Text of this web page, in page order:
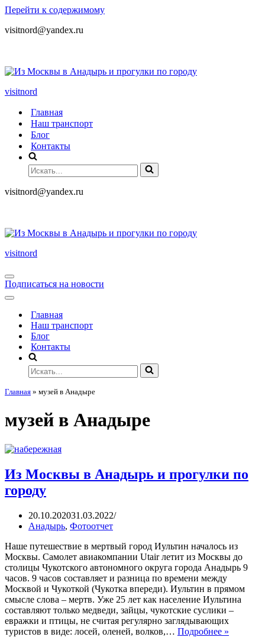
Перейти к содержимому
visitnord@yandex.ru
visitnord
Главная
Наш транспорт
Блог
Контакты
visitnord@yandex.ru
visitnord
Подписаться на новости
Главная
Наш транспорт
Блог
Контакты
Главная » музей в Анадыре
музей в Анадыре
Из Москвы в Анадырь и прогулки по
городу
20.10.202031.03.2022
Анадырь, Фотоотчет
Наше путешествие в мертвый город Иультин началось из
Москвы. Самолет авиакомпании Utair летит из Москвы до
столицы Чукотского автономного округа города Анадырь 9
часов. 9 часов составляет и разница по времени между
Москвой и Чукоткой (Чукотка впереди). Иультин в прямом
смысле слова – мертв. Уже 25 лет как население Иультина
составляют только медведи, зайцы, чукотские суслики –
евражки и птицы, не считая регулярно заглядывающих
туристов в виде: лосей, оленей, волков,… Подробнее »